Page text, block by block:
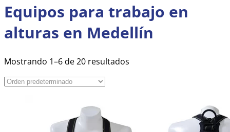
Equipos para trabajo en
alturas en Medellín
Mostrando 1–6 de 20 resultados